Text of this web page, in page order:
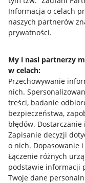
Informacja o celach
naszych partnerów
prywatności.
My i nasi partnerzy
w celach:
Przechowywanie
nich.
treści, badanie
bezpieczeństwa,
błędów.
Zapisanie decyzji
o nich. Dopasowanie
Łączenie różnych
podstawie informacji
Twoje dane
Przydatne
Jak to działa
Napisz do nas
Allegro Gadane dla
Allegro Gadane dla
Mapa miejscowości
Informacje prawne
Regulamin
Polityka plików